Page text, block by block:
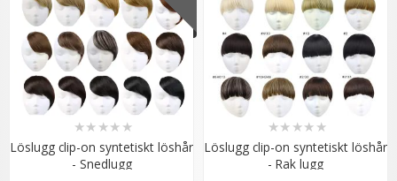
Löslugg clip-on syntetiskt löshår
- Snedlugg
★★ ★★ ★
Löslugg clip-on syntetiskt löshår
- Rak lugg
★★ ★★ ★